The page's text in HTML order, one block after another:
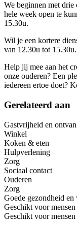
We beginnen met drie
hele week open te
15.30u.
Wil je een kortere
van 12.30u tot 15.30u.
Help jij mee aan het
onze ouderen? Een
iedereen ertoe doet?
Gerelateerd aan
Gastvrijheid en
Winkel
Koken & eten
Hulpverlening
Zorg
Sociaal contact
Ouderen
Zorg
Goede gezondheid en
Geschikt voor
Geschikt voor